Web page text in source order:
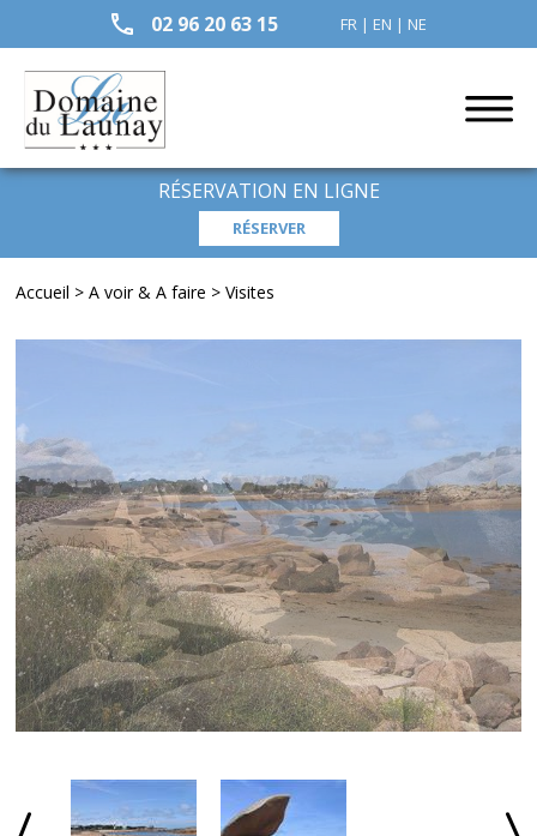
02 96 20 63 15 FR | EN | NE
RÉSERVATION EN LIGNE
Accueil >A voir & A faire >Visites